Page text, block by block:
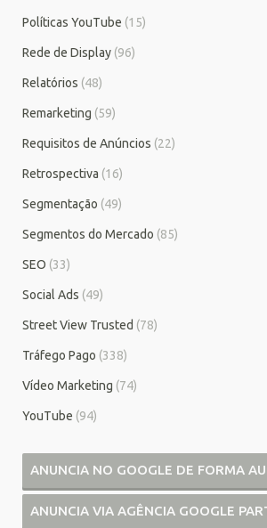
Políticas YouTube (15)
Rede de Display (96)
Relatórios (48)
Remarketing (59)
Requisitos de Anúncios (22)
Retrospectiva (16)
Segmentação (49)
Segmentos do Mercado (85)
SEO (33)
Social Ads (49)
Street View Trusted (78)
Tráfego Pago (338)
Vídeo Marketing (74)
YouTube (94)
ANUNCIA NO GOOGLE DE FORMA
ANUNCIA VIA AGÊNCIA GOOGLE